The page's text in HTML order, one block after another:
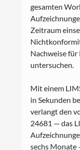
gesamten
Zeitraum
Nachweise
untersuchen.
Mit einem
in Sekunden
verlangt den
24681 — das
sechs Monate